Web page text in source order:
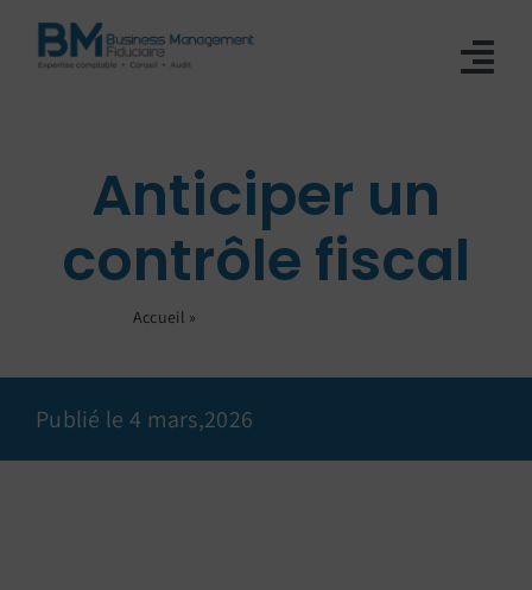
Passer
Création De Société
Nos Services
Anticiper un
contrôle fiscal
Accueil »
Publié le 4 mars,2026